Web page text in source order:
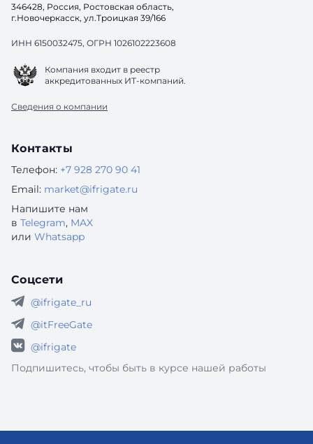
346428, Россия, Ростовская область,
г.Новочеркасск, ул.Троицкая 39/166
ИНН 6150032475, ОГРН 1026102223608
Компания входит в реестр
аккредитованных ИТ-компаний.
Сведения о компании
Контакты
Телефон: +7 928 270 90 41
Email: market@ifrigate.ru
Напишите нам
в Telegram, MAX
или Whatsapp
Соцсети
@ifrigate_ru
@itFreeGate
@ifrigate
Подпишитесь, чтобы быть в курсе нашей работы